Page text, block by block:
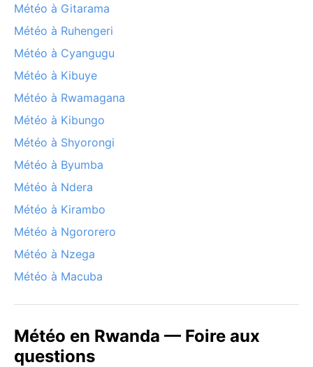
Météo à Gitarama
Météo à Ruhengeri
Météo à Cyangugu
Météo à Kibuye
Météo à Rwamagana
Météo à Kibungo
Météo à Shyorongi
Météo à Byumba
Météo à Ndera
Météo à Kirambo
Météo à Ngororero
Météo à Nzega
Météo à Macuba
Météo en Rwanda — Foire aux
questions